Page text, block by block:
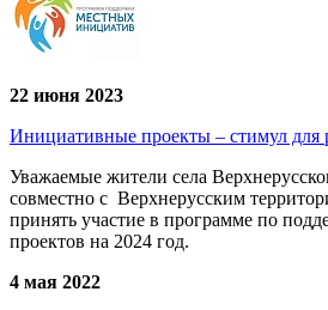
22 июня 2023
Инициативные проекты – стимул для
Уважаемые жители села
совместно с Верхнерусским
принять участие в программе по
проектов на 2024 год.
4 мая 2022